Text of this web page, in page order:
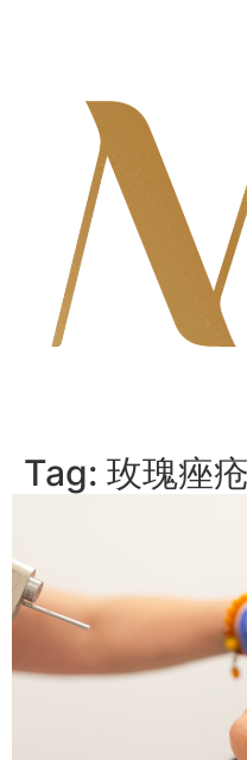
Tag: 玫瑰痤疮